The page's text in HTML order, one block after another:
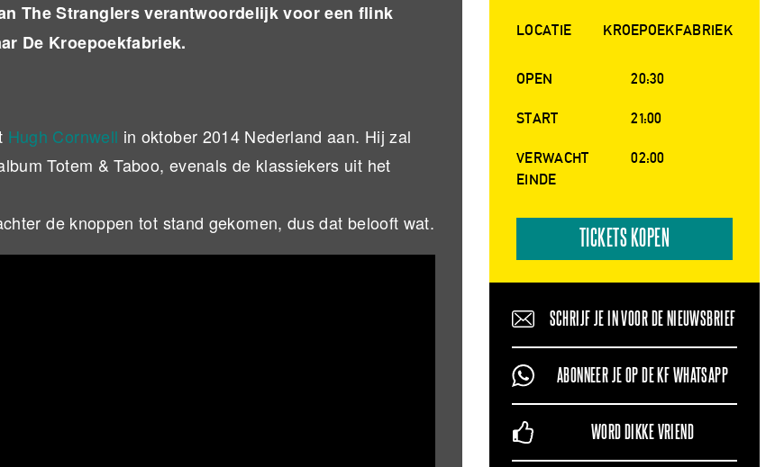
The Stranglers verantwoordelijk voor een flink
De Kroepoekfabriek.
Hugh Cornwell in oktober 2014 Nederland aan. Hij zal
Totem & Taboo, evenals de klassiekers uit het
de knoppen tot stand gekomen, dus dat belooft wat.
LOCATIE KROEPOEKFABRIEK
OPEN 20:30
START 21:00
VERWACHT
EINDE
02:00
TICKETS KOPEN
SCHRIJF JE IN VOOR DE NIEUWSBRIEF
ABONNEER JE OP DE KF WHATSAPP
WORD DIKKE VRIEND